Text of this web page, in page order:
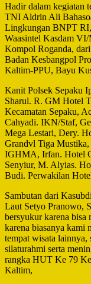
Hadir dalam kegiatan
TNI Aldrin Ali
Lingkungan BNPT
Waasintel Kasdam
Kompol Roganda,
Badan Kesbangpol
Kaltim-PPU, Bayu
Kanit Polsek Sepaku
Sharul. R. GM Hotel
Kecamatan Sepaku,
Cahyadi. IKN/Staf,
Mega Lestari, Dery.
Grandvl Tiga
IGHMA, Irfan. Hotel
Senyiur, M. Alyias.
Budi. Perwakilan
Sambutan dari
Laut Setyo Pranowo,
bersyukur karena
karena biasanya kami
tempat wisata lainnya,
silaturahmi serta
rangka HUT Ke 79
Kaltim,